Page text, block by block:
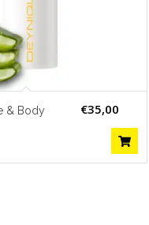
& Body
€35,00